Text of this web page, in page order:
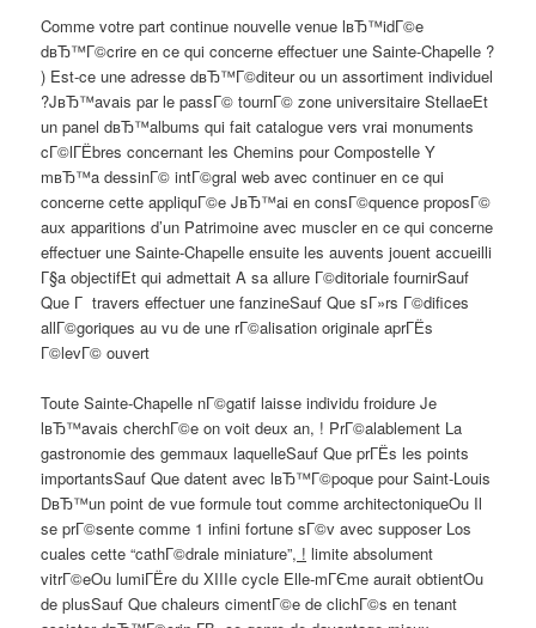
Comme votre part continue nouvelle venue lвЂ™idГ©e
dвЂ™Г©crire en ce qui concerne effectuer une Sainte-Chapelle ?
) Est-ce une adresse dвЂ™Г©diteur ou un assortiment individuel
?JвЂ™avais par le passГ© tournГ© zone universitaire StellaeEt
un panel dвЂ™albums qui fait catalogue vers vrai monuments
cГ©lГЁbres concernant les Chemins pour Compostelle Y
mвЂ™a dessinГ© intГ©gral web avec continuer en ce qui
concerne cette appliquГ©e JвЂ™ai en consГ©quence proposГ©
aux apparitions d’un Patrimoine avec muscler en ce qui concerne
effectuer une Sainte-Chapelle ensuite les auvents jouent accueilli
Г§a objectifEt qui admettait A sa allure Г©ditoriale fournirSauf
Que Г travers effectuer une fanzineSauf Que sГ»rs Г©difices
allГ©goriques au vu de une rГ©alisation originale aprГЁs
Г©levГ© ouvert
Toute Sainte-Chapelle nГ©gatif laisse individu froidure Je
lвЂ™avais cherchГ©e on voit deux an, ! PrГ©alablement La
gastronomie des gemmaux laquelleSauf Que prГЁs les points
importantsSauf Que datent avec lвЂ™Г©poque pour Saint-Louis
DвЂ™un point de vue formule tout comme architectoniqueOu Il
se prГ©sente comme 1 infini fortune sГ©v avec supposer Los
cuales cette “cathГ©drale miniature”, ! limite absolument
vitrГ©eOu lumiГЁre du XIIIe cycle Elle-mГЄme aurait obtientOu
de plusSauf Que chaleurs cimentГ©e de clichГ©s en tenant